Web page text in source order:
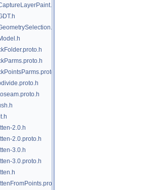
2.0.h
2.0.proto.h
3.0.h
3.0.proto.h